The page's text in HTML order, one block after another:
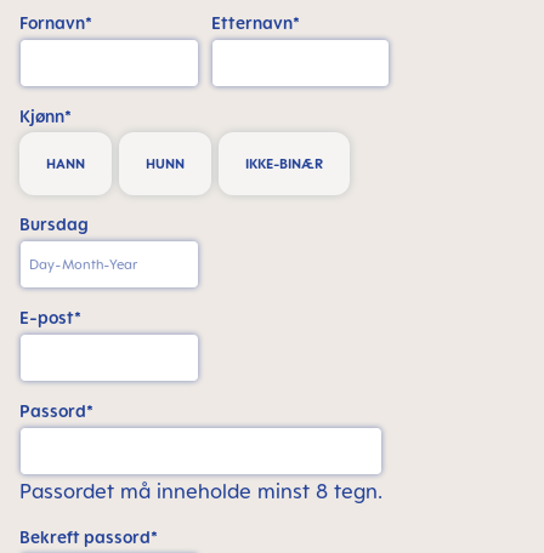
Fornavn* Etternavn*
Kjønn*
HANN HUNN IKKE-BINÆR
Bursdag
E-post*
Passord*
Passordet må inneholde minst 8 tegn.
Bekreft passord*